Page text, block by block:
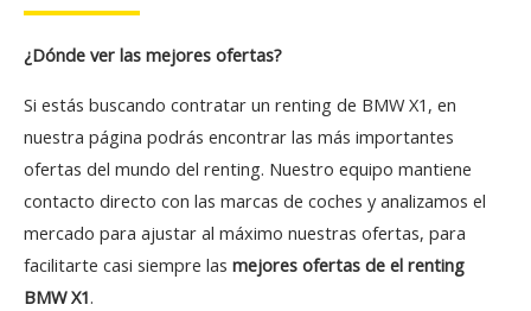
¿Dónde ver las mejores ofertas?
Si estás buscando contratar un renting de BMW X1, en
nuestra página podrás encontrar las más importantes
ofertas del mundo del renting. Nuestro equipo mantiene
contacto directo con las marcas de coches y analizamos el
mercado para ajustar al máximo nuestras ofertas, para
facilitarte casi siempre las mejores ofertas de el renting
BMW X1.